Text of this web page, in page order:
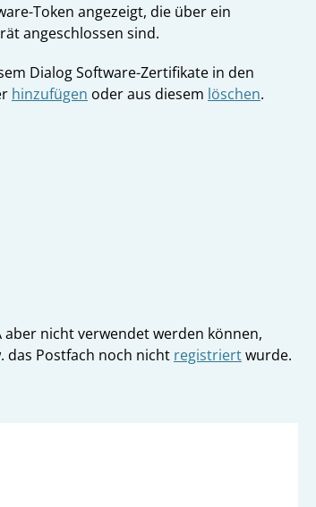
Token angezeigt, die über ein
angeschlossen sind.
Dialog Software-Zertifikate in den
hinzufügen oder aus diesem löschen.
nicht verwendet werden können,
das Postfach noch nicht registriertwurde.